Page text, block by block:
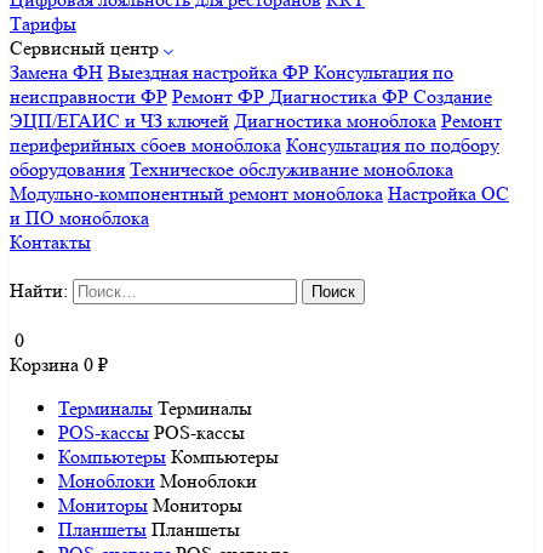
Тарифы
Сервисный центр
Замена ФН Выездная настройка ФР Консультация по
неисправности ФР Ремонт ФР Диагностика ФР Создание
ЭЦП/ЕГАИС и ЧЗ ключей Диагностика моноблока Ремонт
периферийных сбоев моноблока Консультация по подбору
оборудования Техническое обслуживание моноблока
Модульно-компонентный ремонт моноблока Настройка ОС
и ПО моноблока
Контакты
Найти:
0
Корзина 0 ₽
Терминалы Терминалы
POS-кассы POS-кассы
Компьютеры Компьютеры
Моноблоки Моноблоки
Мониторы Мониторы
Планшеты Планшеты